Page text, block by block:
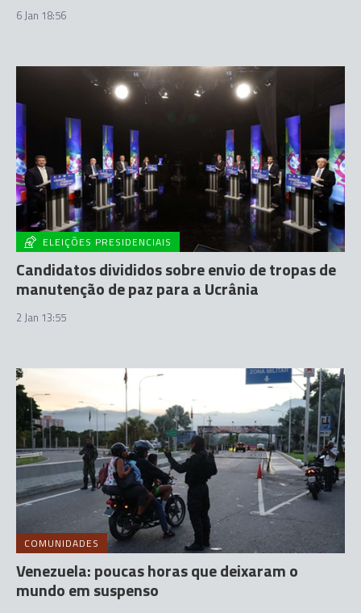
6 Jan 18:56
ELEIÇÕES PRESIDENCIAIS
Candidatos divididos sobre envio de tropas de
manutenção de paz para a Ucrânia
2 Jan 13:55
COMUNIDADES
Venezuela: poucas horas que deixaram o
mundo em suspenso